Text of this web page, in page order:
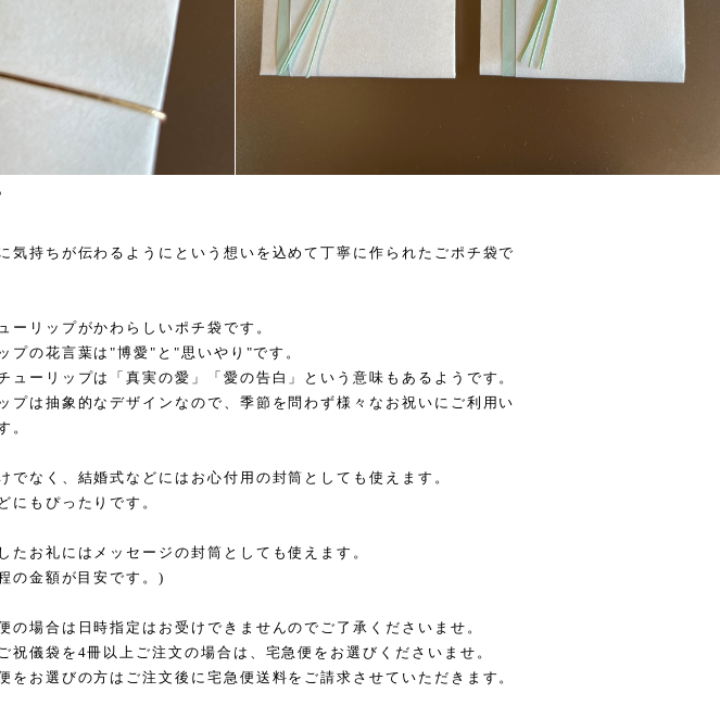
気持ちが伝わるようにという想いを込めて丁寧に作られたごポチ袋で
ーリップがかわらしいポチ袋です。
プの花言葉は"博愛"と"思いやり"です。
ューリップは「真実の愛」「愛の告白」という意味もあるようです。
プは抽象的なデザインなので、季節を問わず様々なお祝いにご利用い
。
でなく、結婚式などにはお心付用の封筒としても使えます。
にもぴったりです。
たお礼にはメッセージの封筒としても使えます。
の金額が目安です。)
の場合は日時指定はお受けできませんのでご了承くださいませ。
祝儀袋を4冊以上ご注文の場合は、宅急便をお選びくださいませ。
をお選びの方はご注文後に宅急便送料をご請求させていただきます。